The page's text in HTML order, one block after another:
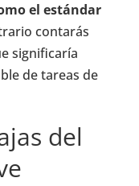
el estándar
contarás
significaría
de tareas de
del